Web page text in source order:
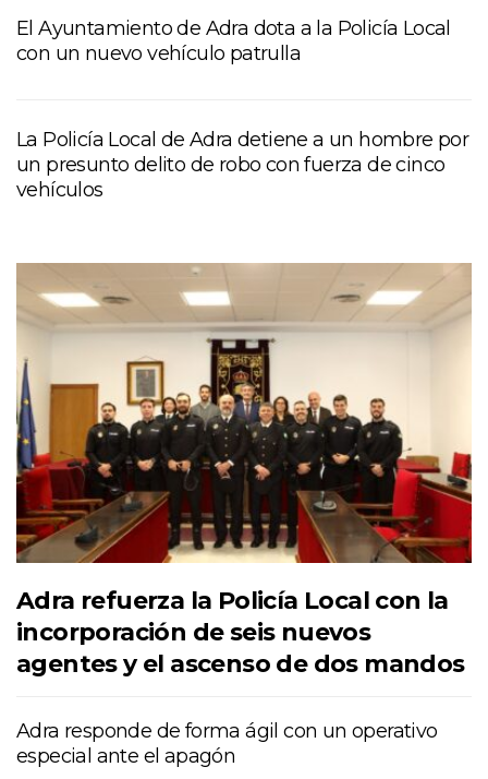
El Ayuntamiento de Adra dota a la Policía Local
con un nuevo vehículo patrulla
La Policía Local de Adra detiene a un hombre por
un presunto delito de robo con fuerza de cinco
vehículos
Adra refuerza la Policía Local con la
incorporación de seis nuevos
agentes y el ascenso de dos mandos
Adra responde de forma ágil con un operativo
especial ante el apagón